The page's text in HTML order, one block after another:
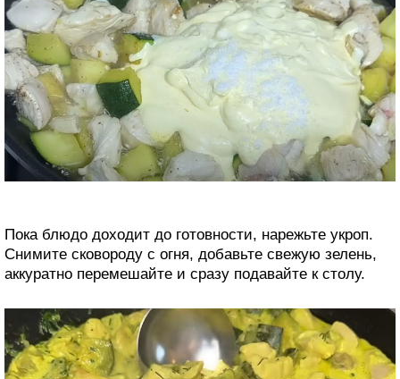
Пока блюдо доходит до готовности, нарежьте укроп.
Снимите сковороду с огня, добавьте свежую зелень,
аккуратно перемешайте и сразу подавайте к столу.